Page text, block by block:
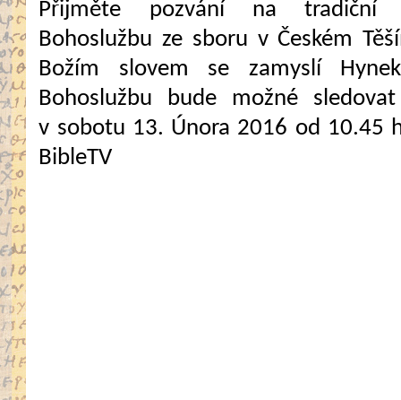
Přijměte pozvání na tradiční
Bohoslužbu ze sboru v Českém
Božím slovem se zamyslí
Bohoslužbu bude možné
v sobotu 13. Února 2016 od 10.45
BibleTV